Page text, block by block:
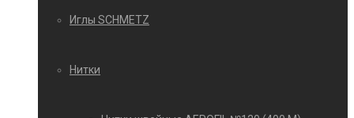
Иглы SCHMETZ
Нитки